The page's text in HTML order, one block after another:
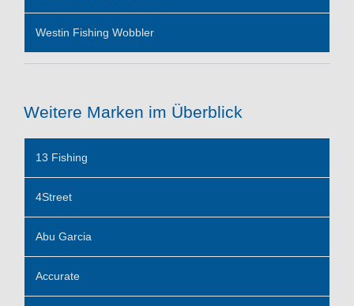
Westin Fishing Wobbler
Weitere Marken im Überblick
13 Fishing
4Street
Abu Garcia
Accurate